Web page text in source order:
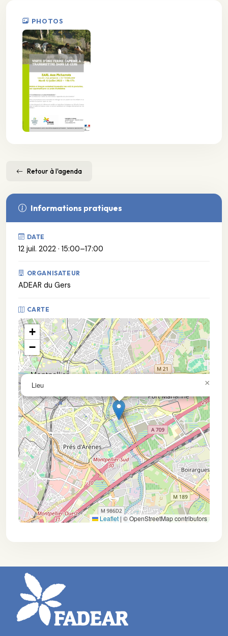
PHOTOS
Retour à l'agenda
Informations pratiques
DATE
12 juil. 2022 · 15:00–17:00
ORGANISATEUR
ADEAR du Gers
CARTE
Lieu ×
+
−
Leaflet|© OpenStreetMap contributors